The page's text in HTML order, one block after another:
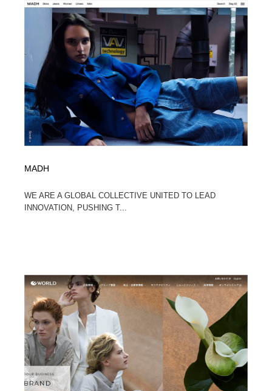
MADH
WE ARE A GLOBAL COLLECTIVE UNITED TO LEAD
INNOVATION, PUSHING T...